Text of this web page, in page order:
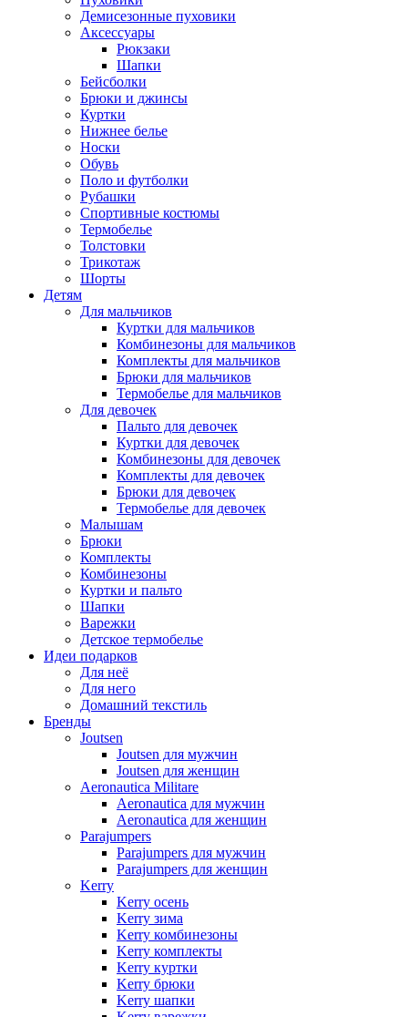
Демисезонные пуховики
Аксессуары
Рюкзаки
Шапки
Бейсболки
Брюки и джинсы
Куртки
Нижнее белье
Носки
Обувь
Поло и футболки
Рубашки
Спортивные костюмы
Термобелье
Толстовки
Трикотаж
Шорты
Детям
Для мальчиков
Куртки для мальчиков
Комбинезоны для мальчиков
Комплекты для мальчиков
Брюки для мальчиков
Термобелье для мальчиков
Для девочек
Пальто для девочек
Куртки для девочек
Комбинезоны для девочек
Комплекты для девочек
Брюки для девочек
Термобелье для девочек
Малышам
Брюки
Комплекты
Комбинезоны
Куртки и пальто
Шапки
Варежки
Детское термобелье
Идеи подарков
Для неё
Для него
Домашний текстиль
Бренды
Joutsen
Joutsen для мужчин
Joutsen для женщин
Aeronautica Militare
Aeronautica для мужчин
Aeronautica для женщин
Parajumpers
Parajumpers для мужчин
Parajumpers для женщин
Kerry
Kerry осень
Kerry зима
Kerry комбинезоны
Kerry комплекты
Kerry куртки
Kerry брюки
Kerry шапки